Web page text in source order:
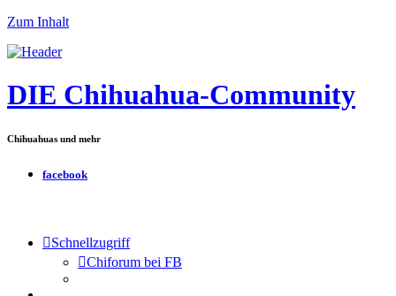
Zum Inhalt
DIE Chihuahua-Community
Chihuahuas und mehr
facebook
Schnellzugriff
Chiforum bei FB